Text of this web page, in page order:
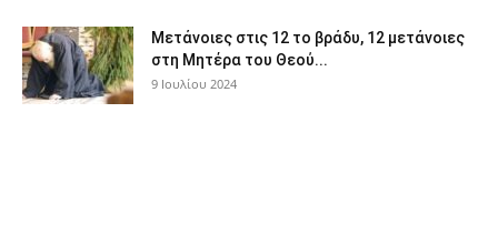
Μετάνοιες στις 12 το βράδυ, 12 μετάνοιες
στη Μητέρα του Θεού...
9 Ιουλίου 2024